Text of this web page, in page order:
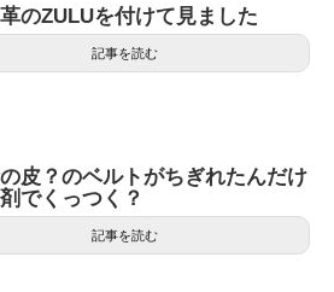
のZULUを付けて見ました
記事を読む
皮？のベルトがちぎれたんだけ
でくっつく？
記事を読む